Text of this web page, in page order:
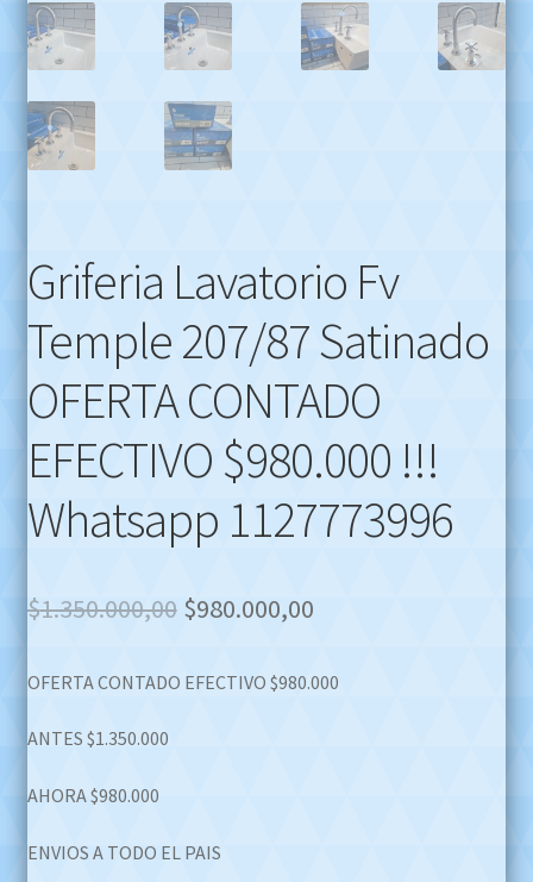
Griferia Lavatorio Fv
Temple 207/87 Satinado
OFERTA CONTADO
EFECTIVO $980.000 !!!
Whatsapp 1127773996
$1.350.000,00 Original
was:
$980.000,00Current
is:
OFERTA CONTADO EFECTIVO $980.000
ANTES $1.350.000
AHORA $980.000
ENVIOS A TODO EL PAIS